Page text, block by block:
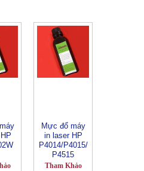
Mực đổ máy
in laser HP
P4014/P4015/
P4515
Tham Khảo